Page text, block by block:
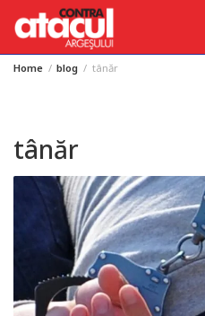
SkipHome blog tânăr
tânăr